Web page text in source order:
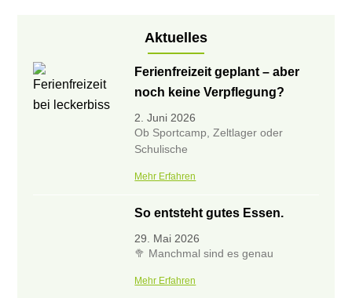
Aktuelles
Ferienfreizeit geplant – aber
noch keine Verpflegung?
2. Juni 2026
Ob Sportcamp, Zeltlager oder
Schulische
Mehr Erfahren
So entsteht gutes Essen.
29. Mai 2026
🥦 Manchmal sind es genau
Mehr Erfahren